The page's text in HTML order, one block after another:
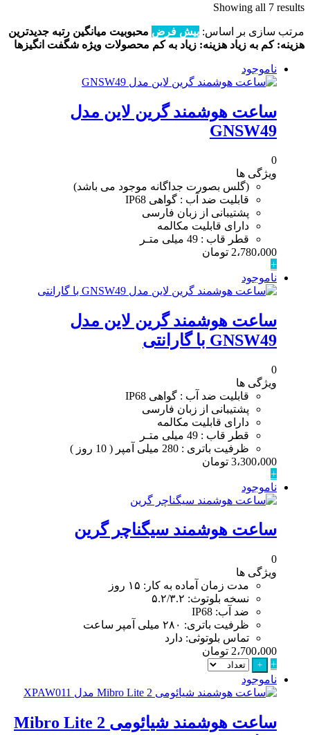
Showing all 7 results
مرتب سازی بر اساس: پیش فرض محبوبیت میانگین رتبه جدیدترین
هزینه: کم به زیاد هزینه: زیاد به کم محصولات ویژه شگفت انگیزها
ناموجود
ساعت هوشمند گرین لاین مدل
GNSW49
0
ویژگی ها
(گلس بصورت جداگانه موجود می باشد)
قابلیت ضد آب : گواهی IP68
پشتیبانی از زبان فارسی
دارای قابلیت مکالمه
قطر قاب : 49 میلی متـر
2،780،000 تومان
+
ناموجود
ساعت هوشمند گرین لاین مدل
GNSW49 با گارانتی
0
ویژگی ها
قابلیت ضد آب : گواهی IP68
پشتیبانی از زبان فارسی
دارای قابلیت مکالمه
قطر قاب : 49 میلی متـر
ظرفیت باتری : 280 میلی آمپر ( 10 روز )
3،300،000 تومان
+
ناموجود
ساعت هوشمند سیگناچر گرین
0
ویژگی ها
مدت زمان آماده به کار: ۱۵ روز
نسخه بلوتوث: ۵.۲/۳.۲
ضد آب: IP68
ظرفیت باتری: ۲۸۰ میلی آمپر ساعت
تماس بلوتوثی: دارد
2،700،000 تومان
+
+
ناموجود
ساعت هوشمند شیائومی Mibro Lite 2